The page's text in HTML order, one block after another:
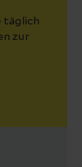
täglich
zur